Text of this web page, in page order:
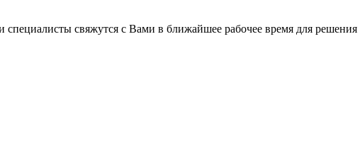
свяжутся с Вами в ближайшее рабочее время для